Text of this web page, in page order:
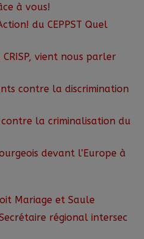
à vous!
du CEPPST Quel
vient nous parler
contre la discrimination
contre la criminalisation du
devant l’Europe à
Mariage et Saule
régional intersec